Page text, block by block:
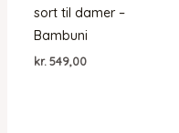
sort til damer –
Bambuni
kr.549,00